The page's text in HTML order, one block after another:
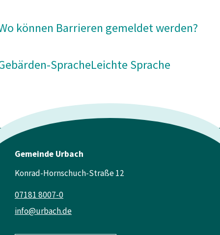
können Barrieren gemeldet werden?
SpracheLeichte Sprache
Gemeinde Urbach
Konrad-Hornschuch-Straße 12
info@urbach.de
07181 8007-0